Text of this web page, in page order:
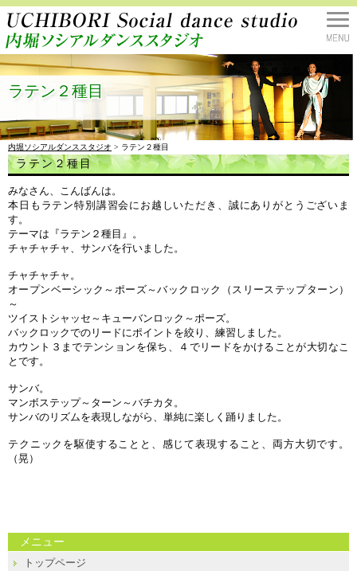
ラテン２種目
内堀ソシアルダンススタジオ > ラテン２種目
ラテン２種目
みなさん、こんばんは。
本日もラテン特別講習会にお越しいただき、誠にありがとうございま
す。
テーマは『ラテン２種目』。
チャチャチャ、サンバを行いました。
チャチャチャ。
オープンベーシック～ポーズ～バックロック（スリーステップターン）
～
ツイストシャッセ～キューバンロック～ポーズ。
バックロックでのリードにポイントを絞り、練習しました。
カウント３までテンションを保ち、４でリードをかけることが大切なこ
とです。
サンバ。
マンボステップ～ターン～バチカタ。
サンバのリズムを表現しながら、単純に楽しく踊りました。
テクニックを駆使することと、感じて表現すること、両方大切です。
（晃）
メニュー
トップページ